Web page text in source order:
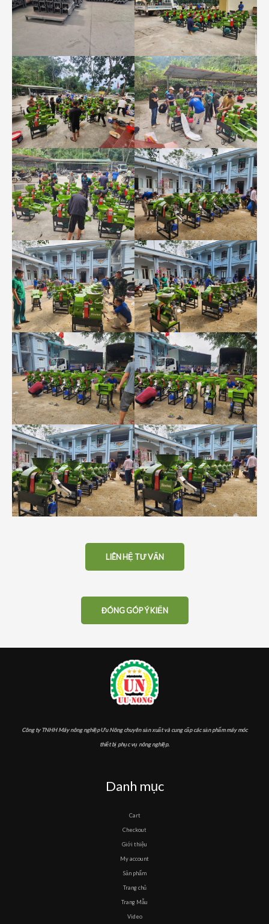
LIÊN HỆ TƯ VẤN
ĐÓNG GÓP Ý KIẾN
Công ty TNHH Máy nông nghiệp Ưu Nông chuyên sản xuất và cung cấp các sản phẩm máy móc
thiết bị phục vụ nông nghiệp.
Danh mục
Cart
Checkout
Giới thiệu
My account
Sản phẩm
Trang chủ
Trang Mẫu
Video